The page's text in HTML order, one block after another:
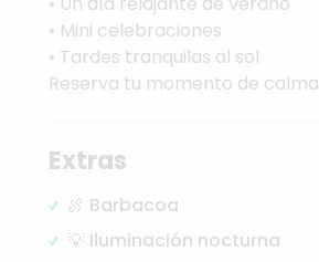
• Mini celebraciones
• Tardes tranquilas al sol
Reserva tu momento de calma
Extras
🍖 Barbacoa
💡 Iluminación nocturna